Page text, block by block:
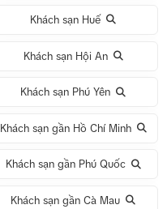
Khách sạn Huế
Khách sạn Hội An
Khách sạn Phú Yên
Khách sạn gần Hồ Chí Minh
Khách sạn gần Phú Quốc
Khách sạn gần Cà Mau